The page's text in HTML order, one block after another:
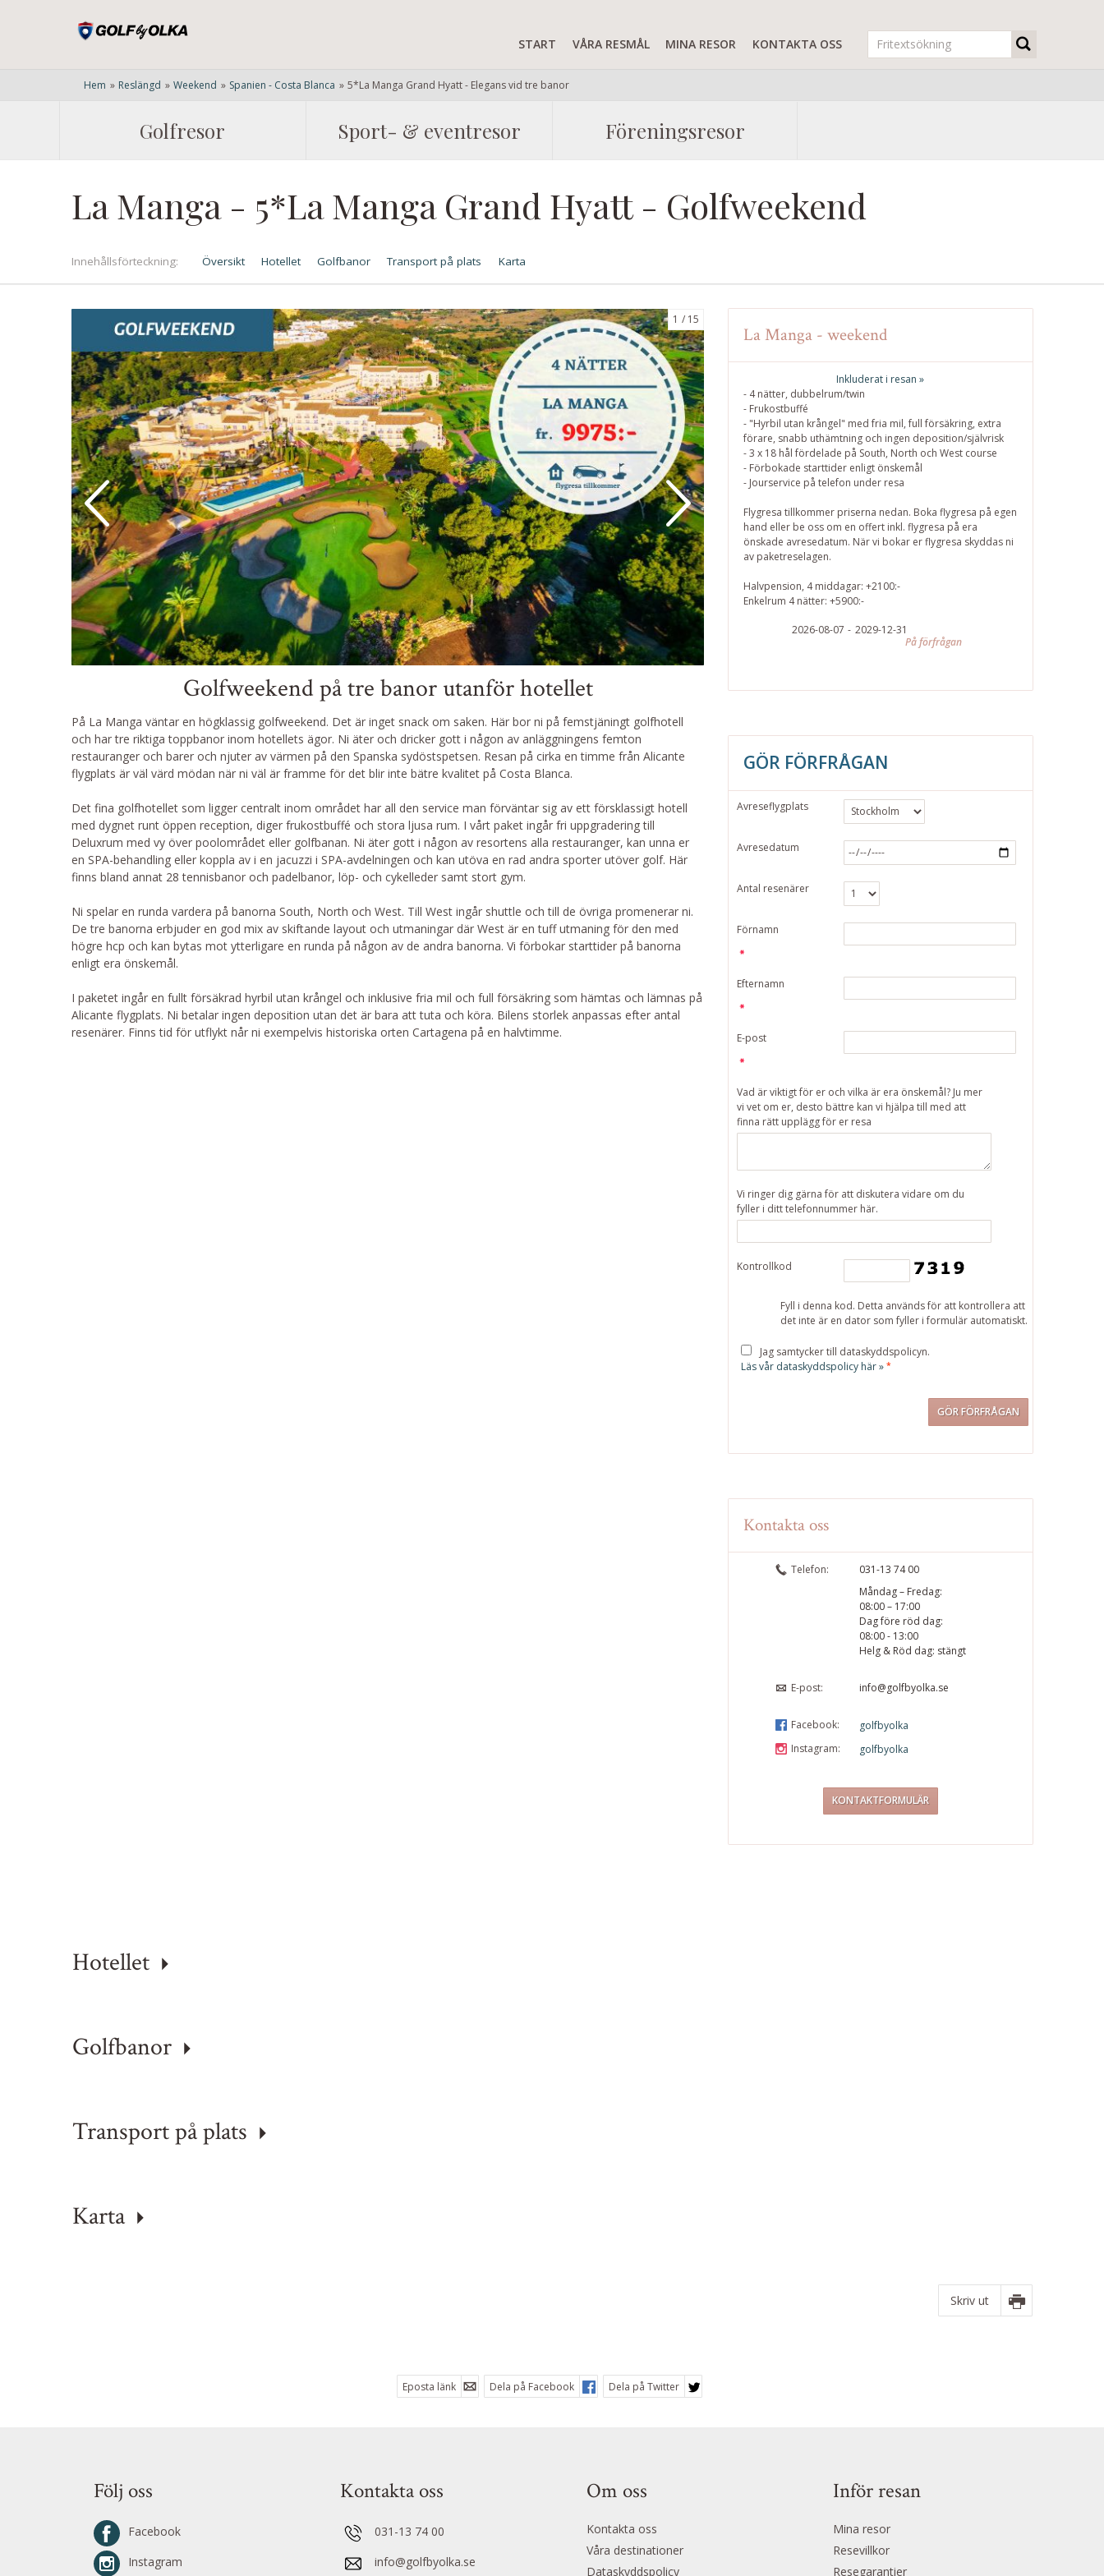
START VÅRA RESMÅL MINA RESOR KONTAKTA OSS
Hem » Reslängd » Weekend » Spanien - Costa Blanca » 5*La Manga Grand Hyatt - Elegans vid tre banor
Golfresor Sport- & eventresor Föreningsresor
La Manga - 5*La Manga Grand Hyatt - Golfweekend
Innehållsförteckning Översikt Hotellet Golfbanor Transport på plats Karta
1 15
Golfweekend på tre banor utanför hotellet
På La Manga väntar en högklassig golfweekend. Det är inget snack om saken. Här bor ni på femstjäningt golfhotell
och har tre riktiga toppbanor inom hotellets ägor. Ni äter och dricker gott i någon av anläggningens femton
restauranger och barer och njuter av värmen på den Spanska sydöstspetsen. Resan på cirka en timme från Alicante
flygplats är väl värd mödan när ni väl är framme för det blir inte bätre kvalitet på Costa Blanca.
Det fina golfhotellet som ligger centralt inom området har all den service man förväntar sig av ett försklassigt hotell
med dygnet runt öppen reception, diger frukostbuffé och stora ljusa rum. I vårt paket ingår fri uppgradering till
Deluxrum med vy över poolområdet eller golfbanan. Ni äter gott i någon av resortens alla restauranger, kan unna er
en SPA-behandling eller koppla av i en jacuzzi i SPA-avdelningen och kan utöva en rad andra sporter utöver golf. Här
finns bland annat 28 tennisbanor och padelbanor, löp- och cykelleder samt stort gym.
Ni spelar en runda vardera på banorna South, North och West. Till West ingår shuttle och till de övriga promenerar ni.
De tre banorna erbjuder en god mix av skiftande layout och utmaningar där West är en tuff utmaning för den med
högre hcp och kan bytas mot ytterligare en runda på någon av de andra banorna. Vi förbokar starttider på banorna
enligt era önskemål.
I paketet ingår en fullt försäkrad hyrbil utan krångel och inklusive fria mil och full försäkring som hämtas och lämnas på
Alicante flygplats. Ni betalar ingen deposition utan det är bara att tuta och köra. Bilens storlek anpassas efter antal
resenärer. Finns tid för utflykt når ni exempelvis historiska orten Cartagena på en halvtimme.
La Manga - weekend
Inkluderat i resan »
- 4 nätter, dubbelrum/twin
- Frukostbuffé
- "Hyrbil utan krångel" med fria mil, full försäkring, extra
förare, snabb uthämtning och ingen deposition/självrisk
- 3 x 18 hål fördelade på South, North och West course
- Förbokade starttider enligt önskemål
- Jourservice på telefon under resa
Flygresa tillkommer priserna nedan. Boka flygresa på egen
hand eller be oss om en offert inkl. flygresa på era
önskade avresedatum. När vi bokar er flygresa skyddas ni
av paketreselagen.
Halvpension, 4 middagar: +2100:-
Enkelrum 4 nätter: +5900:-
2026-08-07
2029-12-31
På förfrågan
GÖR FÖRFRÅGAN
Avreseflygplats
Avresedatum
Antal resenärer
Förnamn
Efternamn
E-post
Vad är viktigt för er och vilka är era önskemål? Ju mer
vi vet om er, desto bättre kan vi hjälpa till med att
finna rätt upplägg för er resa
Vi ringer dig gärna för att diskutera vidare om du
fyller i ditt telefonnummer här.
Kontrollkod
Fyll i denna kod. Detta används för att kontrollera att
det inte är en dator som fyller i formulär automatiskt.
Jag samtycker till dataskyddspolicyn.
Läs vår dataskyddspolicy här » *
Kontakta oss
Telefon:
031-13 74 00
Måndag – Fredag:
08:00 – 17:00
Dag före röd dag:
08:00 - 13:00
Helg & Röd dag: stängt
E-post: info@golfbyolka.se
Facebook:
golfbyolka
Instagram:
golfbyolka
KONTAKTFORMULÄR
Hotellet
Golfbanor
Transport på plats
Karta
Skriv ut
Eposta länk Dela på Facebook Dela på Twitter
Följ oss
Facebook
Instagram
Kontakta oss
031-13 74 00
info@golfbyolka.se
Om oss
Kontakta oss
Våra destinationer
Dataskyddspolicy
Inför resan
Mina resor
Resevillkor
Resegarantier